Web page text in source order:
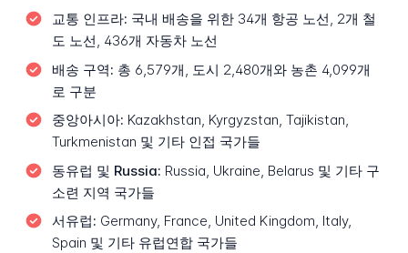
교통 인프라: 국내 배송을 위한 34개 항공 노선, 2개 철
도 노선, 436개 자동차 노선
배송 구역: 총 6,579개, 도시 2,480개와 농촌 4,099개
로 구분
중앙아시아: Kazakhstan, Kyrgyzstan, Tajikistan,
Turkmenistan 및 기타 인접 국가들
동유럽 및 Russia: Russia, Ukraine, Belarus 및 기타 구
소련 지역 국가들
서유럽: Germany, France, United Kingdom, Italy,
Spain 및 기타 유럽연합 국가들